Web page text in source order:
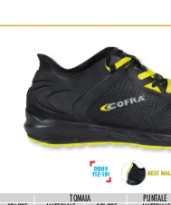
TOMAIA PUNTALE